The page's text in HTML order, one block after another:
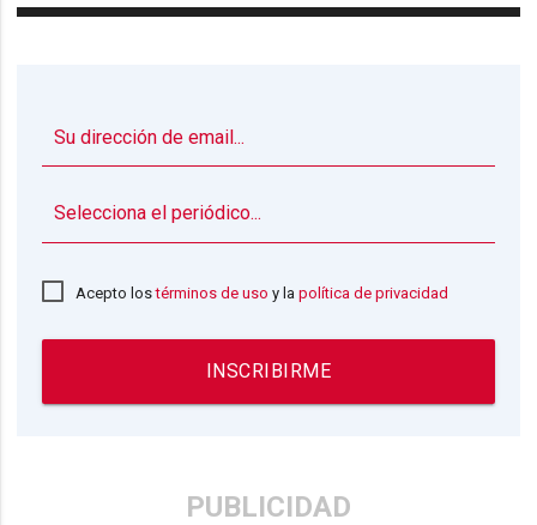
Acepto lostérminos de uso y lapolítica de privacidad
INSCRIBIRME
PUBLICIDAD